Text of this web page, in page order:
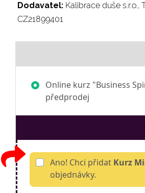
Dodavatel: Kalibrace duše s.r.o.,
CZ21899401
Online kurz "Business
předprodej
Ano! Chci přidat Kurz
objednávky.